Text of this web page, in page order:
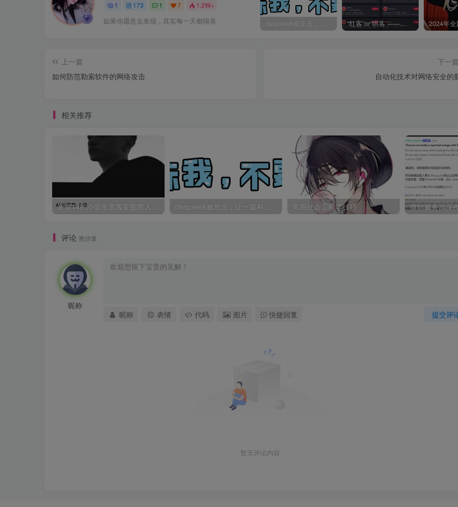
1 173 1 7 1.2W+
如果你愿意去发现，其实每一天都很美 deepseek被攻击，让一篇AI科幻爽文全网一起“造假” “红客”or“哄客”——圈内专业技术人士锐评网红真相
上一篇
如何防范勒索软件的网络攻击
下一
自动化技术对网络安全的
相关推荐
常用社会工程学技巧 微软服务器深
评论 抢沙发
昵称
提交评
昵称 表情 代码 图片 快捷回复
暂无评论内容